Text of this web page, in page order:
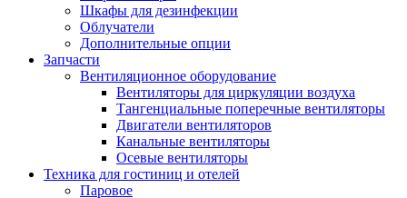
Шкафы для дезинфекции
Облучатели
Дополнительные опции
Запчасти
Вентиляционное оборудование
Вентиляторы для циркуляции воздуха
Тангенциальные поперечные вентиляторы
Двигатели вентиляторов
Канальные вентиляторы
Осевые вентиляторы
Техника для гостиниц и отелей
Паровое